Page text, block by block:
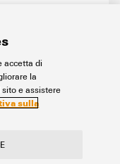
alla richiesta
accetta di
la
e assistere
sulla